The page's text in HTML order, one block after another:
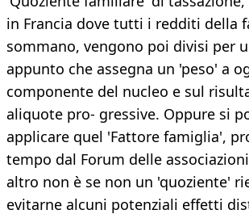
in Francia dove tutti i redditi della
sommano, vengono poi divisi per
appunto che assegna un 'peso' a
componente del nucleo e sul
aliquote pro- gressive. Oppure si
applicare quel 'Fattore famiglia',
tempo dal Forum delle
altro non è se non un 'quoziente'
evitarne alcuni potenziali effetti